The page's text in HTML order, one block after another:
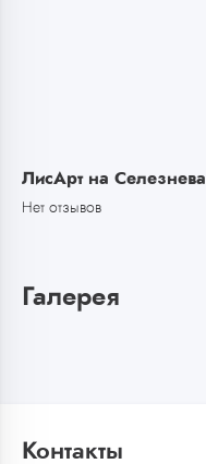
ЛисАрт на Селезнева
Нет отзывов
Галерея
Контакты